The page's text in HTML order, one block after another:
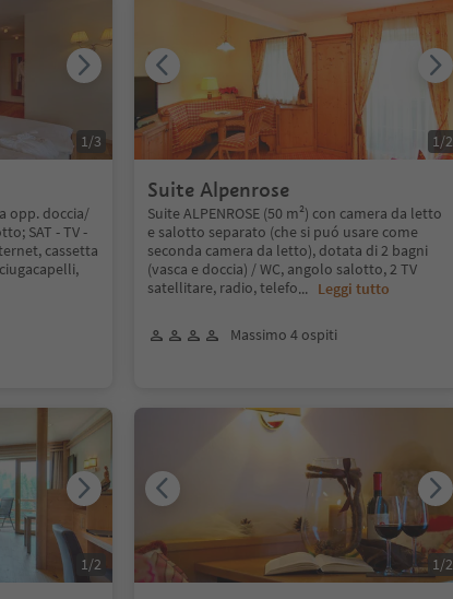
opp. doccia/
SAT - TV -
cassetta
1/3
Suite Alpenrose
Suite ALPENROSE (50 m²) con camera da letto
e salotto separato (che si puó usare come
seconda camera da letto), dotata di 2 bagni
(vasca e doccia) / WC, angolo salotto, 2 TV
satellitare, radio, telefo... Leggi tutto
Massimo 4 ospiti
1/2
1/2 1/2